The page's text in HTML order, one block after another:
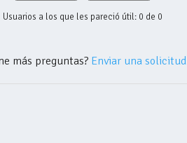
Usuarios a los que les pareció útil: 0 de 0
más preguntas? Enviar una solicitud